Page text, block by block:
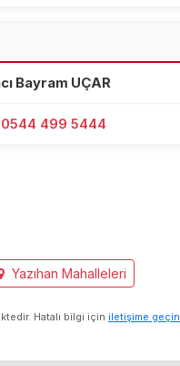
Bayram UÇAR
0544 499 5444
Yazıhan Mahalleleri
Hatalı bilgi için iletişime geçin